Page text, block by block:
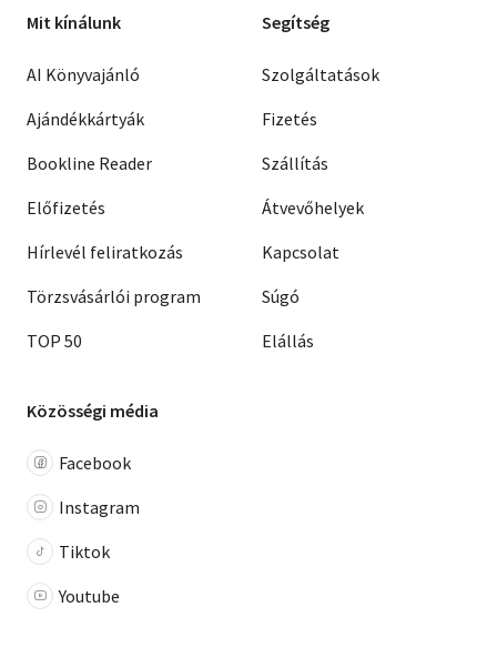
Mit kínálunk
AI Könyvajánló
Ajándékkártyák
Bookline Reader
Előfizetés
Hírlevél feliratkozás
Törzsvásárlói program
TOP 50
Segítség
Szolgáltatások
Fizetés
Szállítás
Átvevőhelyek
Kapcsolat
Súgó
Elállás
Közösségi média
Facebook
Instagram
Tiktok
Youtube